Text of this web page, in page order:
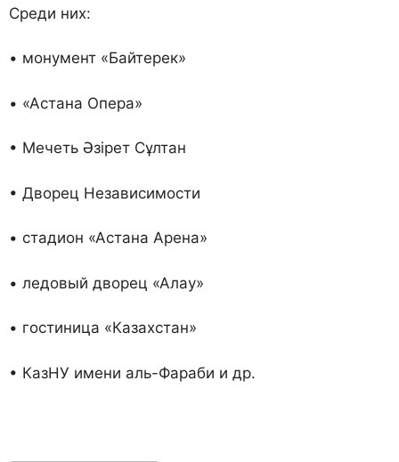
Среди них:
• монумент «Байтерек»
• «Астана Опера»
• Мечеть Әзірет Сұлтан
• Дворец Независимости
• стадион «Астана Арена»
• ледовый дворец «Алау»
• гостиница «Казахстан»
• КазНУ имени аль-Фараби и др.